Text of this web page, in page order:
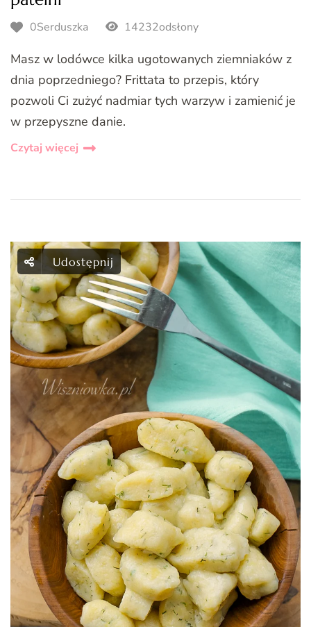
0Serduszka 14232odsłony
Masz w lodówce kilka ugotowanych ziemniaków z
dnia poprzedniego? Frittata to przepis, który
pozwoli Ci zużyć nadmiar tych warzyw i zamienić je
w przepyszne danie.
Czytaj więcej
Udostępnij